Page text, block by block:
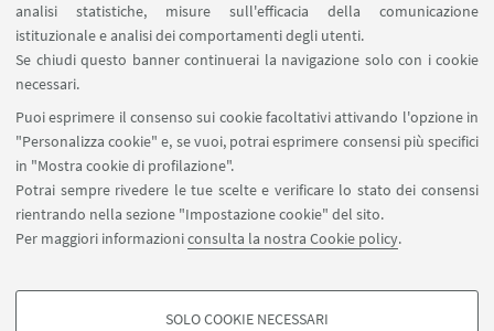
analisi statistiche, misure sull'efficacia della comunicazione
istituzionale e analisi dei comportamenti degli utenti.
Se chiudi questo banner continuerai la navigazione solo con i cookie
necessari.
Puoi esprimere il consenso sui cookie facoltativi attivando l'opzione in
"Personalizza cookie" e, se vuoi, potrai esprimere consensi più specifici
in "Mostra cookie di profilazione".
Potrai sempre rivedere le tue scelte e verificare lo stato dei consensi
rientrando nella sezione "Impostazione cookie" del sito.
Per maggiori informazioniconsulta la nostra Cookie policy.
SOLO COOKIE NECESSARI
SEGUI IL DIPARTIMENTO SU:
SEGUI UNIBO SU:
APP: